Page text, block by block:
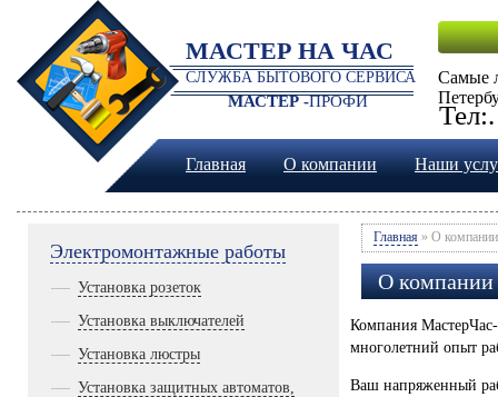
Самые
Главная О компании Наши
МАСТЕР НА ЧАС
СЛУЖБА БЫТОВОГО СЕРВИСА
МАСТЕР -ПРОФИ
Электромонтажные работы
Установка розеток
Установка выключателей
Установка люстры
Установка защитных автоматов,
Главная » О компании
О компании
Компания
многолетний опыт
Ваш напряженный